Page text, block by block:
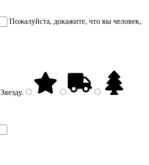
Пожалуйста, докажите, что вы человек,
Звезду.